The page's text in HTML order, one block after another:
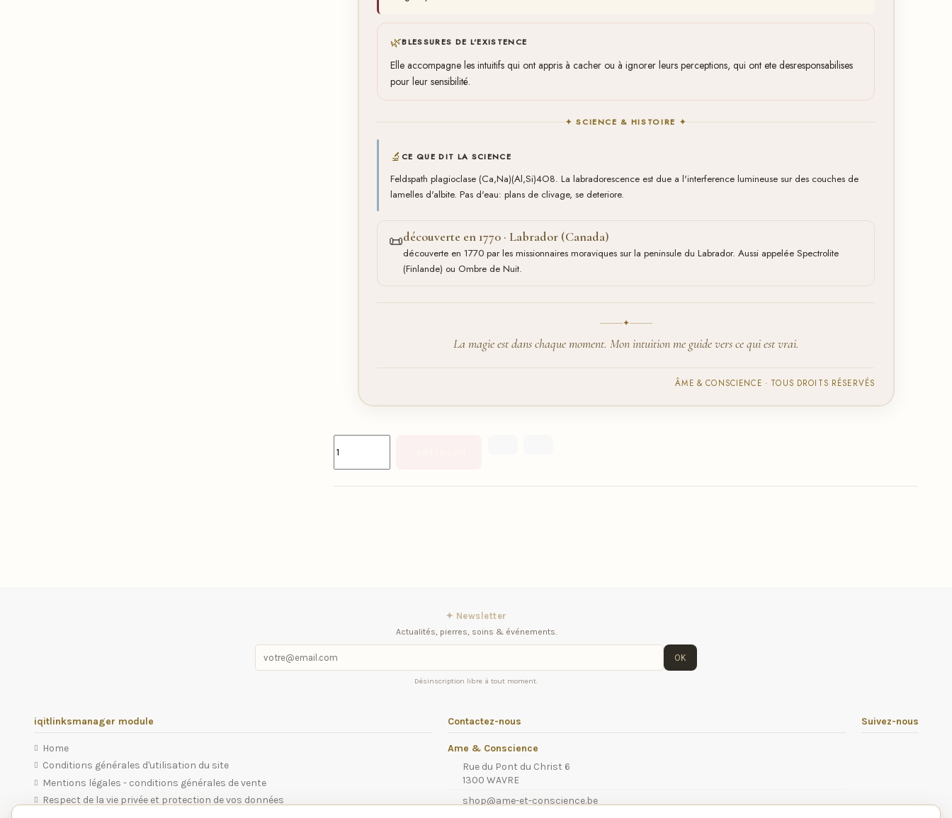
🌿BLESSURES DE L'EXISTENCE
Elle accompagne les intuitifs qui ont appris à cacher ou à ignorer leurs perceptions, qui ont ete desresponsabilises
pour leur sensibilité.
✦ SCIENCE & HISTOIRE ✦
🔬CE QUE DIT LA SCIENCE
Feldspath plagioclase (Ca,Na)(Al,Si)4O8. La labradorescence est due a l'interference lumineuse sur des couches de
lamelles d'albite. Pas d'eau: plans de clivage, se deteriore.
📜découverte en 1770 · Labrador (Canada)
découverte en 1770 par les missionnaires moraviques sur la peninsule du Labrador. Aussi appelée Spectrolite
(Finlande) ou Ombre de Nuit.
✦
La magie est dans chaque moment. Mon intuition me guide vers ce qui est vrai.
ÂME & CONSCIENCE · TOUS DROITS RÉSERVÉS
✦ Newsletter
Actualités, pierres, soins & événements.
OK
Désinscription libre à tout moment.
iqitlinksmanager module
Home
Conditions générales d'utilisation du site
Mentions légales - conditions générales de vente
Respect de la vie privée et protection de vos données
Contactez-nous
Ame & Conscience
Rue du Pont du Christ 6
1300 WAVRE
shop@ame-et-conscience.be
Suivez-nous